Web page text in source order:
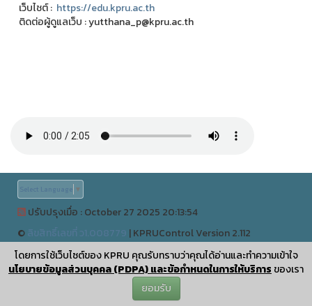
โดยการใช้เว็บไซต์ของ KPRU คุณรับทราบว่าคุณได้อ่านและทำความเข้าใจ
นโยบายข้อมูลส่วนบุคคล (PDPA) และข้อกำหนดในการให้บริการ ของเรา
ยอมรับ
เว็บไชต์ : https://edu.kpru.ac.th
ติดต่อผู้ดูแลเว็บ : yutthana_p@kpru.ac.th
▼
ปรับปรุงเมื่อ : October 27 2025 20:13:54
©
|KPRUControl Version 2.112
ผู้เข้าชมทั้งหมด 0